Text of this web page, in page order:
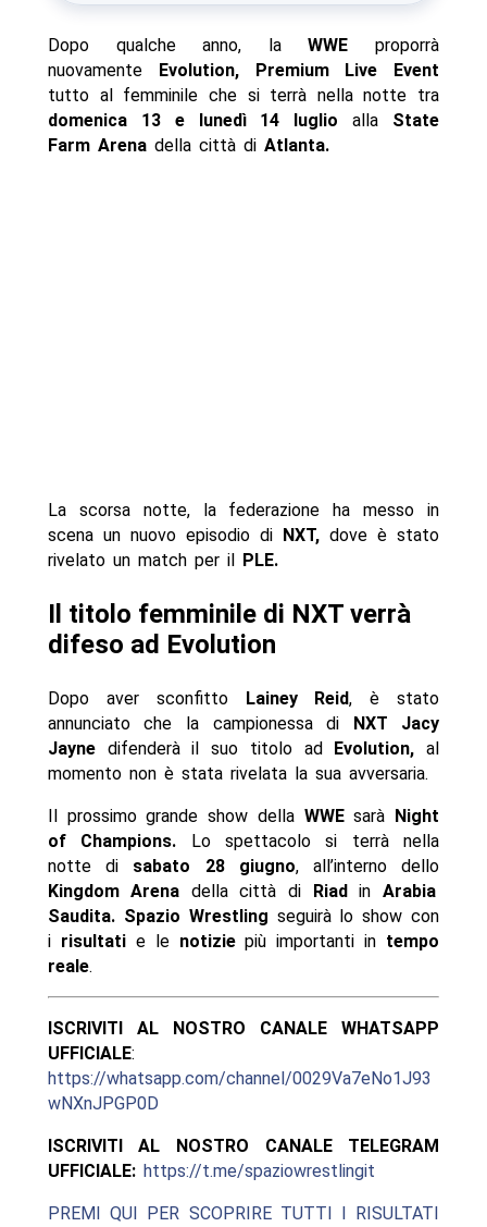
Dopo qualche anno, laWWE proporrà
nuovamente
Evolution,
Premium Live Event
tutto al femminile che si terrà nella notte tra
domenica 13 e lunedì 14 luglio alla State
Farm Arenadella città di Atlanta.
La scorsa notte, la federazione ha messo in
scena un nuovo episodio di
NXT, dove è stato
rivelato un match per il
PLE.
Il titolo femminile di NXT verrà
difeso ad Evolution
Dopo aver sconfitto Lainey Reid, è stato
annunciato che la campionessa di
NXT Jacy
Jaynedifenderà il suo titolo ad Evolution, al
momento non è stata rivelata la sua avversaria.
Il prossimo grande show della WWEsarà
Night
of Champions. Lo spettacolo si terrà nella
notte di sabato 28 giugno, all’interno dello
Kingdom Arena della città di Riad in Arabia
Saudita. Spazio Wrestling seguirà lo show con
i risultatie le notiziepiù importanti in tempo
reale.
ISCRIVITI AL NOSTRO CANALE WHATSAPP
UFFICIALE:
https://whatsapp.com/channel/0029Va7eNo1J93
wNXnJPGP0D
ISCRIVITI AL NOSTRO CANALE TELEGRAM
UFFICIALE: https://t.me/spaziowrestlingit
PREMI QUI PER SCOPRIRE TUTTI I RISULTATI